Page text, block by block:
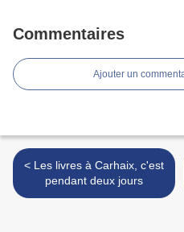
Commentaires
Ajouter un
< Les livres à Carhaix, c'est
pendant deux jours